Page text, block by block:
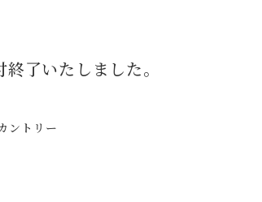
了いたしました。